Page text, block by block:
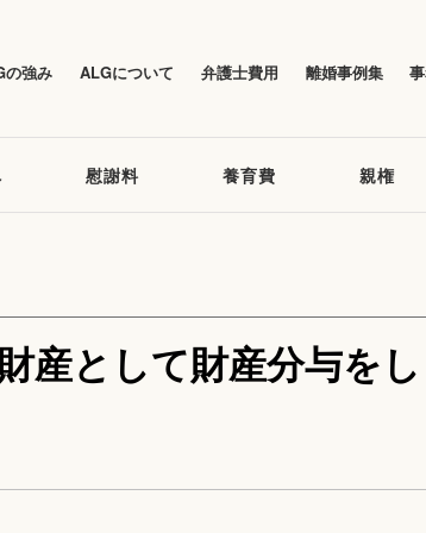
の強み ALGについて 弁護士費用 離婚事例集
慰謝料 養育費 親権
産として財産分与をし